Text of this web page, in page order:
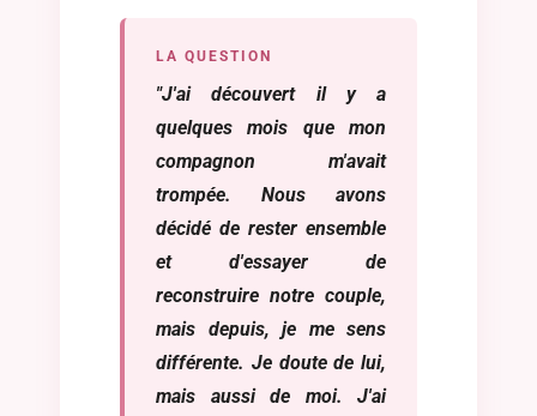
LA QUESTION
"J'ai découvert il y a
quelques mois que mon
compagnon m'avait
trompée. Nous avons
décidé de rester ensemble
et d'essayer de
reconstruire notre couple,
mais depuis, je me sens
différente. Je doute de lui,
mais aussi de moi. J'ai